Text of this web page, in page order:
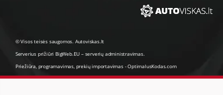
© Visos teisės saugomos. Autoviskas.lt
Serverius prižiūri BigWeb.EU – serverių administravimas.
Priežiūra, programavimas, prekių importavimas-OptimalusKodas.com